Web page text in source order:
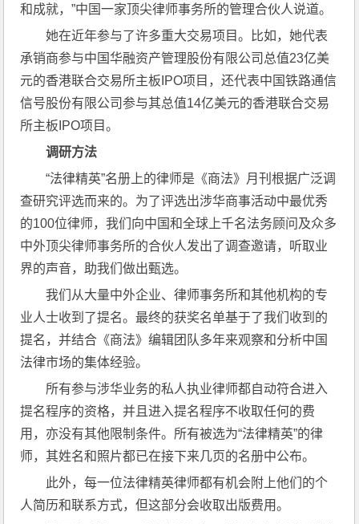
和成就，”中国一家顶尖律师事务所的管理合伙人说道。
她在近年参与了许多重大交易项目。比如，她代表
承销商参与中国华融资产管理股份有限公司总值23亿美
元的香港联合交易所主板IPO项目，还代表中国铁路通信
信号股份有限公司参与其总值14亿美元的香港联合交易
所主板IPO项目。
调研方法
“法律精英”名册上的律师是《商法》月刊根据广泛调
查研究评选而来的。为了评选出涉华商事活动中最优秀
的100位律师，我们向中国和全球上千名法务顾问及众多
中外顶尖律师事务所的合伙人发出了调查邀请，听取业
界的声音，助我们做出甄选。
我们从大量中外企业、律师事务所和其他机构的专
业人士收到了提名。最终的获奖名单基于了我们收到的
提名，并结合《商法》编辑团队多年来观察和分析中国
法律市场的集体经验。
所有参与涉华业务的私人执业律师都自动符合进入
提名程序的资格，并且进入提名程序不收取任何的费
用，亦没有其他限制条件。所有被选为“法律精英”的律
师，其姓名和照片都已在接下来几页的名册中公布。
此外，每一位法律精英律师都有机会附上他们的个
人简历和联系方式，但这部分会收取出版费用。